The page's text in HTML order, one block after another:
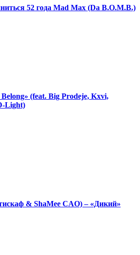
52 года Mad Max (Da B.O.M.B.)
(feat. Big Prodeje, Kxvi,
Light)
& ShaMee CAO) – «Дикий»